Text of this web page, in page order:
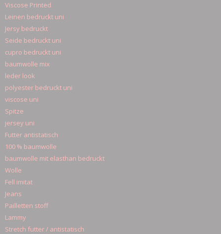
Viscose Printed
Leinen bedruckt uni
Jersy bedruckt
Seide bedruckt uni
cupro bedruckt uni
baumwolle mix
leder look
polyester bedruckt uni
viscose uni
Spitze
jersey uni
Futter antistatisch
100 % baumwolle
baumwolle mit elasthan bedruckt
Wolle
Fell imitat
Jeans
Pailletten stoff
Lammy
Stretch futter / antistatisch